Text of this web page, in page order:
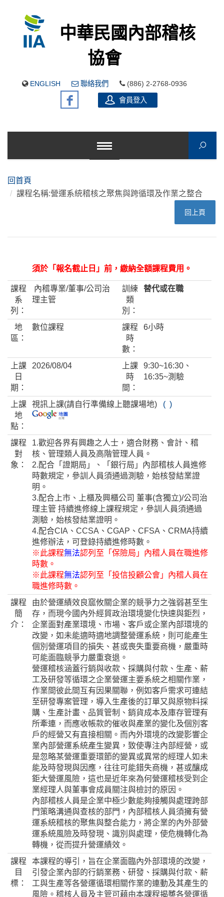
中華民國內部稽核
協會
ENGLISH 聯絡我們 (886) 2-2768-0936
會員登入
回首頁
課程名稱:營運系統稽核之聚焦與跨循環及作業之整合
回上頁
須於「報名截止日」前，繳納全額課程費用。
課程
系
列：
內稽專業/董事/公司治
理主管
訓練
類
別：
替代或在職
地
區：
數位課程
課程
時
數：
6小時
上課
日
期：
2026/08/04
上課
時
間：
9:30~16:30、
16:35~測驗
上課
地
點：
視訊上課(請自行準備線上聽課場地) ( )
課程
對
象：
1.歡迎各界有興趣之人士，適合財務、會計、稽
核、管理類人員及高階管理人員。
2.配合「證期局」、「銀行局」內部稽核人員進修
時數規定，參訓人員須通過測驗，始核發結業證
明。
3.配合上市、上櫃及興櫃公司 董事(含獨立)/公司治
理主管 持續進修線上課程規定，參訓人員須通過
測驗，始核發結業證明。
4.配合CIA、CCSA、CGAP、CFSA、CRMA持續
進修辦法，可登錄持續進修時數。
※此課程無法認列至「保險局」內稽人員在職進修
時數。
※此課程無法認列至「投信投顧公會」內稽人員在
職進修時數。
課程
簡
介：
由於營運績效良窳攸關企業的競爭力之強弱甚至生
存，而現今國內外經貿政治環境變化快速與鉅烈，
企業面對產業環境、市場、客戶或企業內部環境的
改變，如未能適時適地調整營運系統，則可能產生
個別營運項目的損失、甚或喪失重要商機，嚴重時
可能面臨競爭力嚴重衰退。
營運稽核涵蓋行銷與收款、採購與付款、生產、薪
工及研發等循環之企業營運主要系統之相關作業，
作業間彼此間互有因果關聯，例如客戶需求可連結
至研發專案管理，導入生產後的訂單又與原物料採
購、生產計畫、品質管制、銷貨成本及庫存管理有
所牽連，而應收帳款的催收與產業的變化及個別客
戶的經營又有直接相關。而內外環境的改變影響企
業內部營運系統產生變異，致使專注內部經營，或
是忽略某營運重要環節的變異或異常的經理人如未
能及時發現與因應，往往可能錯失商機，甚或釀成
鉅大營運風險，這也是近年來為何營運稽核受到企
業經理人與董事會成員關注與檢討的原因。
內部稽核人員是企業中極少數能夠接觸與處理跨部
門策略溝通與查核的部門，內部稽核人員須擁有營
運系統稽核的聚焦與整合能力，將企業的內外部營
運系統風險及時發現、識別與處理，使危機轉化為
轉機，從而提升營運績效。
課程
目
標：
本課程的導引，旨在企業面臨內外部環境的改變，
引發企業內部的行銷業務、研發、採購與付款、薪
工與生產等各營運循環相關作業的連動及其產生的
風險。稽核人員及主管可藉由本課程揭櫫各營運循